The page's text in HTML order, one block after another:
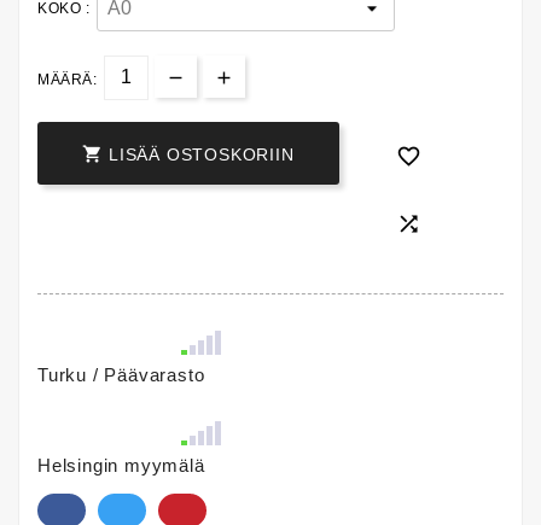
KOKO :
MÄÄRÄ:
 LISÄÄ OSTOSKORIIN 

Turku / Päävarasto
Helsingin myymälä